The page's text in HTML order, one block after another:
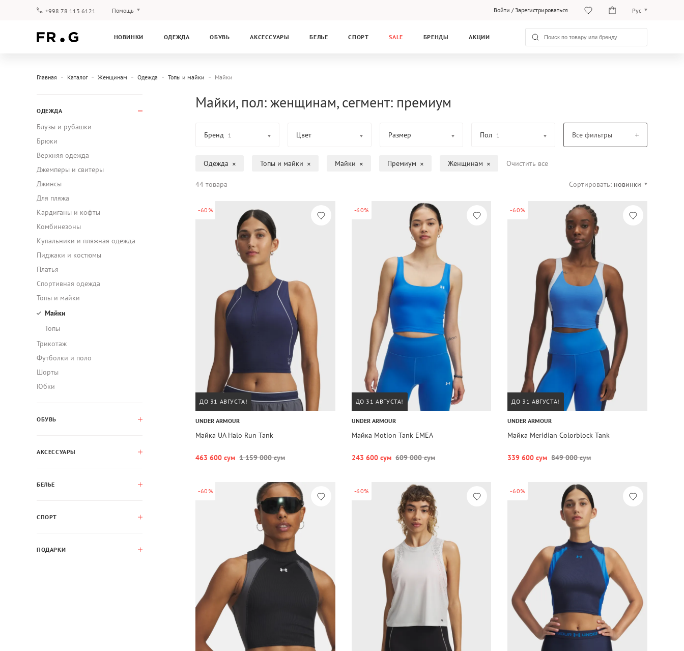
+998 78 113 6121 Помощь Войти /Зарегистрироваться Рус
Рус
НОВИНКИ ОДЕЖДА ОБУВЬ АКСЕССУАРЫ БЕЛЬЕ СПОРТ SALE БРЕНДЫ АКЦИИ
Главная Каталог Женщинам Одежда Топы и майки Майки
ОДЕЖДА
Блузы и рубашки
Брюки
Верхняя одежда
Джемперы и свитеры
Джинсы
Для пляжа
Кардиганы и кофты
Комбинезоны
Купальники и пляжная одежда
Пиджаки и костюмы
Платья
Спортивная одежда
Топы и майки
Майки
Топы
Трикотаж
Футболки и поло
Шорты
Юбки
ОБУВЬ
АКСЕССУАРЫ
БЕЛЬЕ
СПОРТ
ПОДАРКИ
Майки, пол: женщинам, сегмент: премиум
Бренд 1 Цвет Размер Пол 1 Все фильтры
Одежда Топы и майки Майки Премиум Женщинам Очистить все
44 товара Сортировать: новинки
-60%
ДО 31 АВГУСТА!
UNDER ARMOUR
Майка UA Halo Run Tank
463 600 сум 1 159 000 сум
-60%
ДО 31 АВГУСТА!
UNDER ARMOUR
Майка Motion Tank EMEA
243 600 сум 609 000 сум
-60%
ДО 31 АВГУСТА!
UNDER ARMOUR
Майка Meridian Colorblock Tank
339 600 сум 849 000 сум
-60% -60% -60%